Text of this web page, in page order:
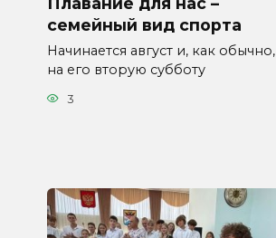
семейный вид спорта
Начинается август и, как обычно,
на его вторую субботу
3